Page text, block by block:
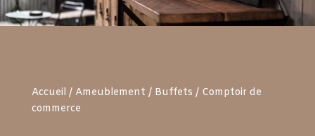
Accueil / Ameublement / Buffets / Comptoir de
commerce